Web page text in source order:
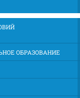
ОБРАЗОВАНИЕ